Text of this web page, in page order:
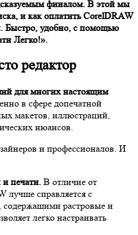
финалом. В этой мы
и как оплатить CorelDRAW
Быстро, удобно, с помощью
Легко!».
редактор
для многих настоящим
в сфере допечатной
макетов, иллюстраций,
нюансов.
и профессионалов. И
и печати. В отличие от
лучше справляется с
растровые и
легко настраивать